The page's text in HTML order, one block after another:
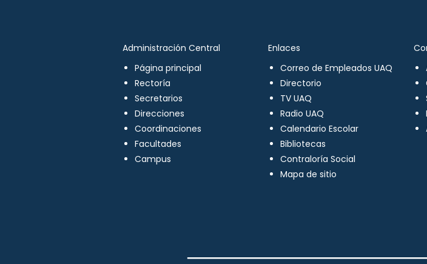
Administración Central
Página principal
Rectoría
Secretarios
Direcciones
Coordinaciones
Facultades
Campus
Enlaces
Correo de Empleados UAQ
Directorio
TV UAQ
Radio UAQ
Calendario Escolar
Bibliotecas
Contraloría Social
Mapa de sitio